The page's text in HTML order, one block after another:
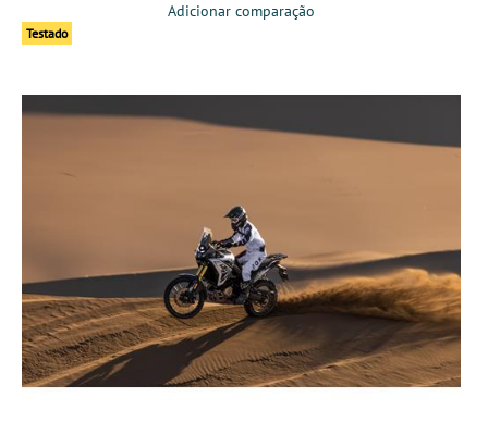
Adicionar comparação
Testado